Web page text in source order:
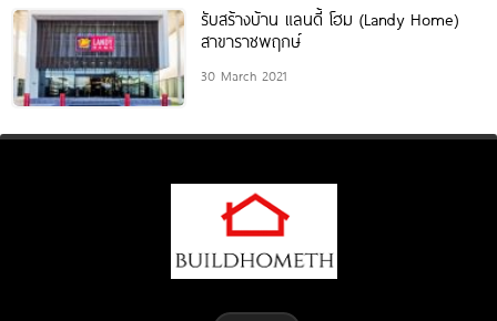
รับสร้างบ้าน แลนดี้ โฮม (Landy Home)
สาขาราชพฤกษ์
30 March 2021